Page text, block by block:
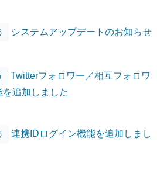
システムアップデートのお知らせ
Twitterフォロワー／相互フォロワ
追加しました
連携IDログイン機能を追加しまし